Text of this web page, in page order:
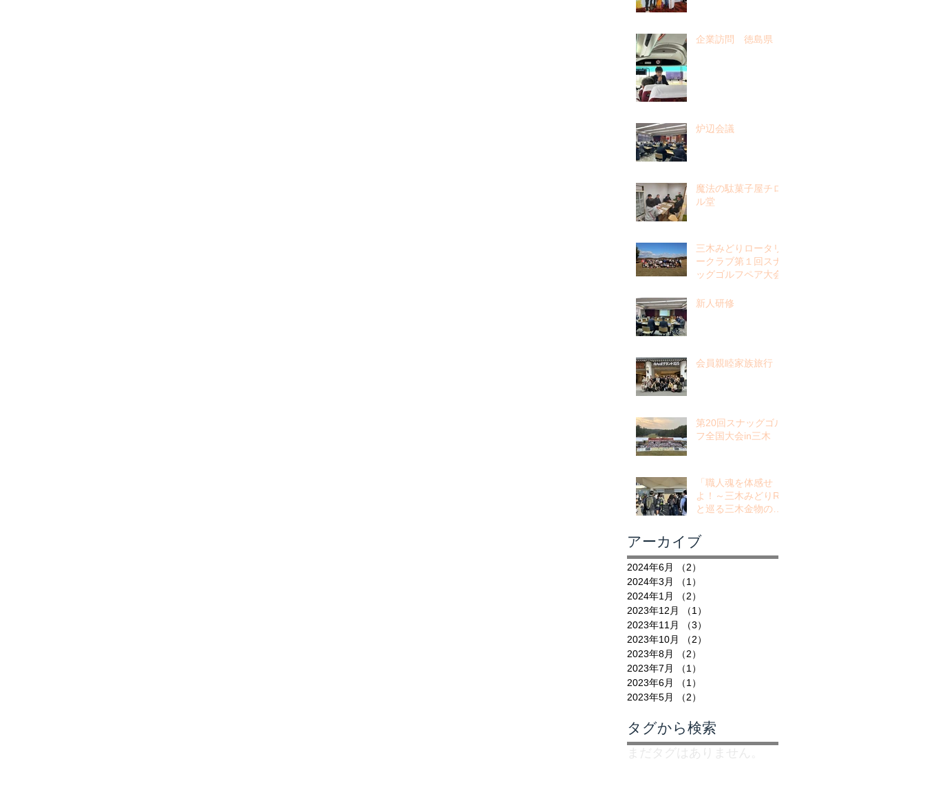
企業訪問 徳島県
炉辺会議
魔法の駄菓子屋チロ
ル堂
三木みどりロータリ
ークラブ第１回スナ
ッグゴルフペア大会
新人研修
会員親睦家族旅行
第20回スナッグゴル
フ全国大会in三木
「職人魂を体感せ
よ！～三木みどりRC
と巡る三木金物の世
アーカイブ
2024年6月 （2）
2024年3月
（1）
2024年1月
（2）
2023年12月
（1）
2023年11月
（3）
2023年10月
（2）
2023年8月
（2）
2023年7月
（1）
2023年6月
（1）
2023年5月
（2）
タグから検索